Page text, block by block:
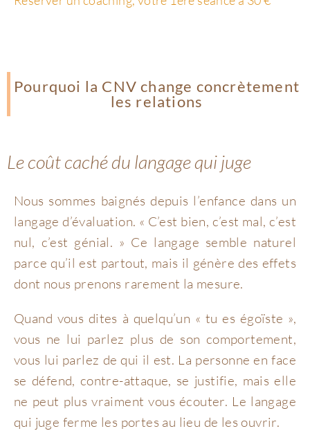
Pourquoi la CNV change concrètement
les relations
Le coût caché du langage qui juge
Nous sommes baignés depuis l’enfance dans un
langage d’évaluation. « C’est bien, c’est mal, c’est
nul, c’est génial. » Ce langage semble naturel
parce qu’il est partout, mais il génère des effets
dont nous prenons rarement la mesure.
Quand vous dites à quelqu’un « tu es égoïste »,
vous ne lui parlez plus de son comportement,
vous lui parlez de qui il est. La personne en face
se défend, contre-attaque, se justifie, mais elle
ne peut plus vraiment vous écouter. Le langage
qui juge ferme les portes au lieu de les ouvrir.